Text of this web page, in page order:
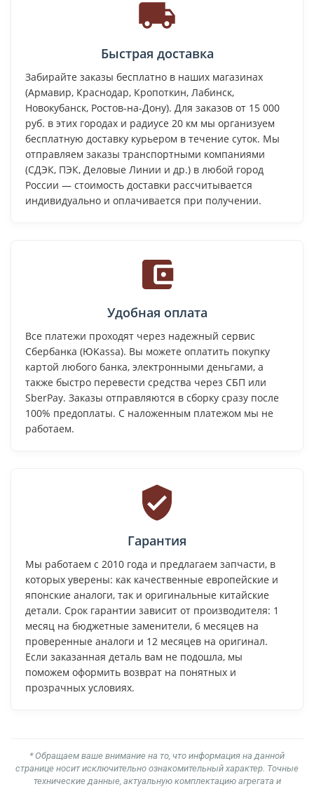
Быстрая доставка
Забирайте заказы бесплатно в наших магазинах
(Армавир, Краснодар, Кропоткин, Лабинск,
Новокубанск, Ростов-на-Дону). Для заказов от 15 000
руб. в этих городах и радиусе 20 км мы организуем
бесплатную доставку курьером в течение суток. Мы
отправляем заказы транспортными компаниями
(СДЭК, ПЭК, Деловые Линии и др.) в любой город
России — стоимость доставки рассчитывается
индивидуально и оплачивается при получении.
Удобная оплата
Все платежи проходят через надежный сервис
Сбербанка (ЮKassa). Вы можете оплатить покупку
картой любого банка, электронными деньгами, а
также быстро перевести средства через СБП или
SberPay. Заказы отправляются в сборку сразу после
100% предоплаты. С наложенным платежом мы не
работаем.
Гарантия
Мы работаем с 2010 года и предлагаем запчасти, в
которых уверены: как качественные европейские и
японские аналоги, так и оригинальные китайские
детали. Срок гарантии зависит от производителя: 1
месяц на бюджетные заменители, 6 месяцев на
проверенные аналоги и 12 месяцев на оригинал.
Если заказанная деталь вам не подошла, мы
поможем оформить возврат на понятных и
прозрачных условиях.
* Обращаем ваше внимание на то, что информация на данной
странице носит исключительно ознакомительный характер. Точные
технические данные, актуальную комплектацию агрегата и